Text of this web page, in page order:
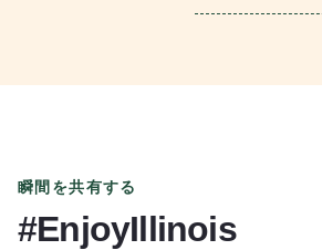
瞬間を共有する
#EnjoyIllinois